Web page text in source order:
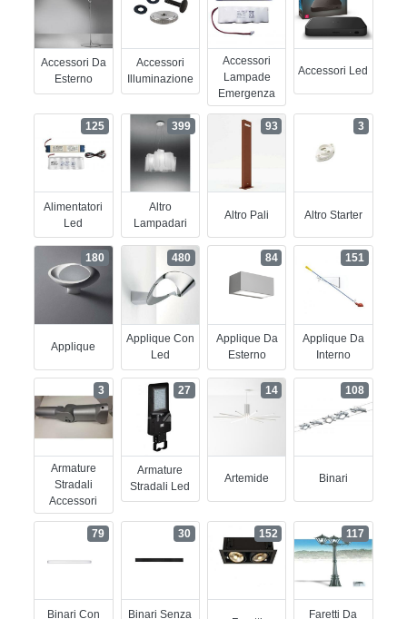
Accessori Da
Esterno
Accessori
Illuminazione
Accessori
Lampade
Emergenza
Accessori Led
Alimentatori
Led
125
Altro
Lampadari
399
Altro Pali
93
Altro Starter
3
Applique
180
Applique Con
Led
480
Applique Da
Esterno
84
Applique Da
Interno
151
Armature
Stradali
Accessori
3
Armature
Stradali Led
27
Artemide
14
Binari
108
Binari Con
79
Binari Senza
30 152
Faretti Da
117